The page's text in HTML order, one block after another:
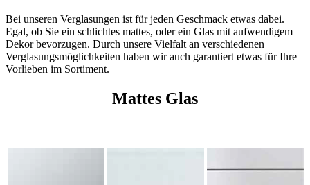
Bei unseren Verglasungen ist für jeden Geschmack etwas dabei.
Egal, ob Sie ein schlichtes mattes, oder ein Glas mit aufwendigem
Dekor bevorzugen. Durch unsere Vielfalt an verschiedenen
Verglasungsmöglichkeiten haben wir auch garantiert etwas für Ihre
Vorlieben im Sortiment.
Mattes Glas